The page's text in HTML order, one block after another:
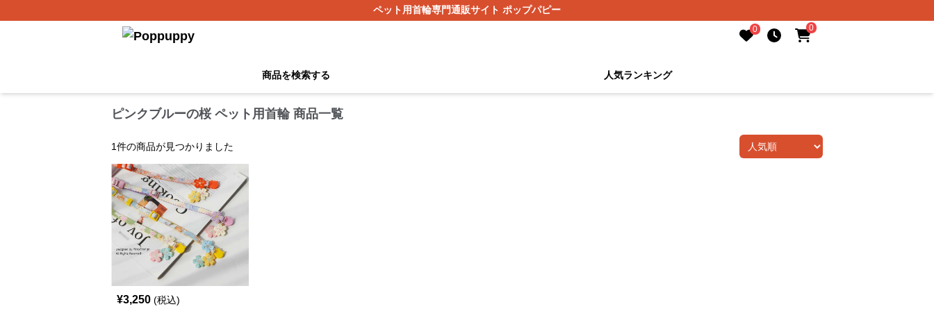
ペット用首輪専門通販サイト ポップパピー
0 0
商品を検索する 人気ランキング
ピンクブルーの桜 ペット用首輪 商品一覧
1件の商品が見つかりました
¥3,250 (税込)